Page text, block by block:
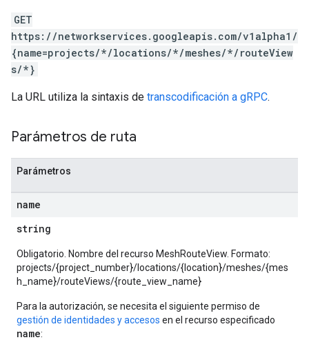
GET
https://networkservices.googleapis.com/v1alpha1/
{name=projects/*/locations/*/meshes/*/routeView
s/*}
La URL utiliza la sintaxis de transcodificación a gRPC.
Parámetros de ruta
Parámetros
name
string
Obligatorio. Nombre del recurso MeshRouteView. Formato:
projects/{project_number}/locations/{location}/meshes/{mes
h_name}/routeViews/{route_view_name}
Para la autorización, se necesita el siguiente permiso de
gestión de identidades y accesos en el recurso especificado
name: